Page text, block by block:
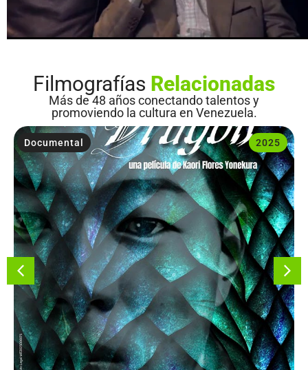
Filmografías Relacionadas
Más de 48 años conectando talentos y
promoviendo la cultura en Venezuela.
2025
Documental